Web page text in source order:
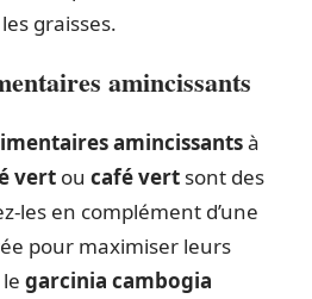
graisses.
amincissants
amincissantsà
vert ou café vert sont des
les en complément d’une
pour maximiser leurs
garcinia cambogia